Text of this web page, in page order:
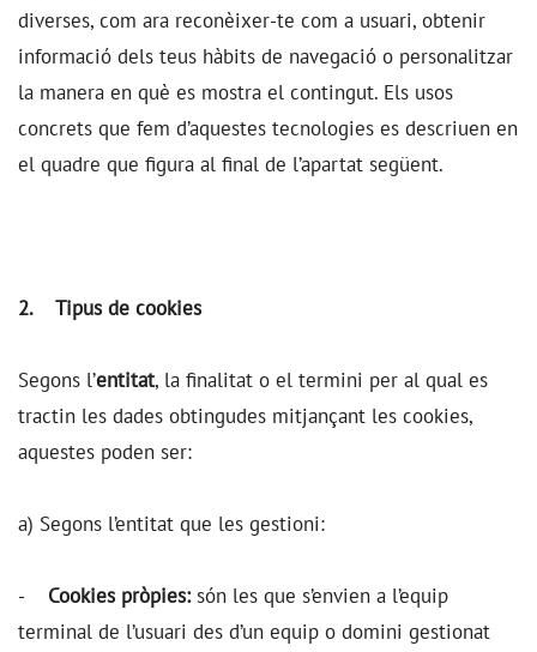
diverses, com ara reconèixer-te com a usuari, obtenir
informació dels teus hàbits de navegació o personalitzar
la manera en què es mostra el contingut. Els usos
concrets que fem d’aquestes tecnologies es descriuen en
el quadre que figura al final de l’apartat següent.
2. Tipus de cookies
Segons l’entitat, la finalitat o el termini per al qual es
tractin les dades obtingudes mitjançant les cookies,
aquestes poden ser:
a) Segons l’entitat que les gestioni:
- Cookies pròpies:són les que s’envien a l’equip
terminal de l’usuari des d’un equip o domini gestionat